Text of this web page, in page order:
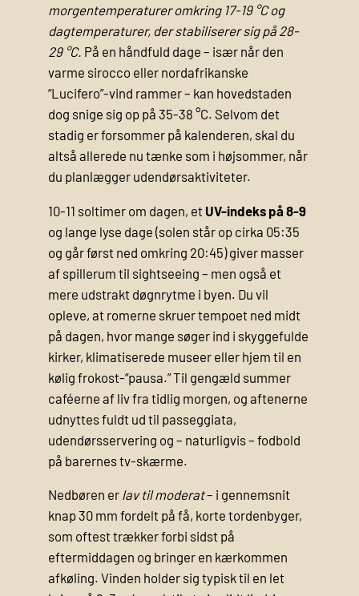
morgentemperaturer omkring 17-19 °C og
dagtemperaturer, der stabiliserer sig på 28-
29 °C. På en håndfuld dage – især når den
varme sirocco eller nordafrikanske
“Lucifero”-vind rammer – kan hovedstaden
dog snige sig op på 35-38 °C. Selvom det
stadig er forsommer på kalenderen, skal du
altså allerede nu tænke som i højsommer, når
du planlægger udendørsaktiviteter.
10-11 soltimer om dagen, et UV-indeks på 8-9
og lange lyse dage (solen står op cirka 05:35
og går først ned omkring 20:45) giver masser
af spillerum til sightseeing – men også et
mere udstrakt døgnrytme i byen. Du vil
opleve, at romerne skruer tempoet ned midt
på dagen, hvor mange søger ind i skyggefulde
kirker, klimatiserede museer eller hjem til en
kølig frokost-“pausa.” Til gengæld summer
caféerne af liv fra tidlig morgen, og aftenerne
udnyttes fuldt ud til passeggiata,
udendørsservering og – naturligvis – fodbold
på barernes tv-skærme.
Nedbøren er lav til moderat– i gennemsnit
knap 30 mm fordelt på få, korte tordenbyger,
som oftest trækker forbi sidst på
eftermiddagen og bringer en kærkommen
afkøling. Vinden holder sig typisk til en let